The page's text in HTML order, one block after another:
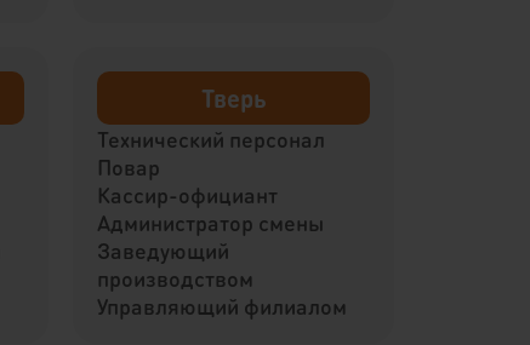
Тверь
Технический персонал
Повар
Кассир-официант
Администратор смены
Заведующий
производством
Управляющий филиалом